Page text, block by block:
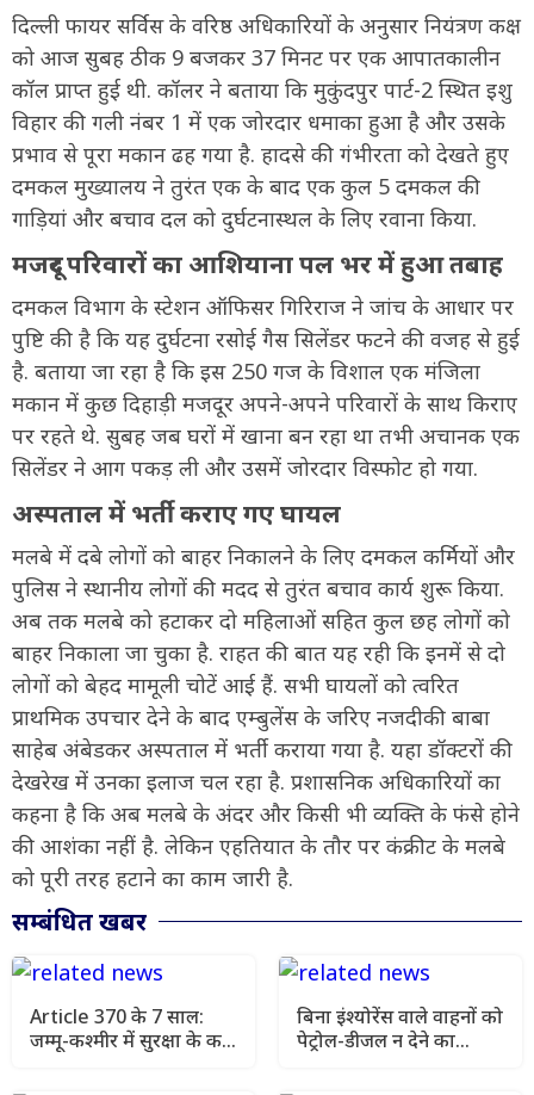
दिल्ली फायर सर्विस के वरिष्ठ अधिकारियों के अनुसार नियंत्रण कक्ष
को आज सुबह ठीक 9 बजकर 37 मिनट पर एक आपातकालीन
कॉल प्राप्त हुई थी. कॉलर ने बताया कि मुकुंदपुर पार्ट-2 स्थित इशु
विहार की गली नंबर 1 में एक जोरदार धमाका हुआ है और उसके
प्रभाव से पूरा मकान ढह गया है. हादसे की गंभीरता को देखते हुए
दमकल मुख्यालय ने तुरंत एक के बाद एक कुल 5 दमकल की
गाड़ियां और बचाव दल को दुर्घटनास्थल के लिए रवाना किया.
मजदूर परिवारों का आशियाना पल भर में हुआ तबाह
दमकल विभाग के स्टेशन ऑफिसर गिरिराज ने जांच के आधार पर
पुष्टि की है कि यह दुर्घटना रसोई गैस सिलेंडर फटने की वजह से हुई
है. बताया जा रहा है कि इस 250 गज के विशाल एक मंजिला
मकान में कुछ दिहाड़ी मजदूर अपने-अपने परिवारों के साथ किराए
पर रहते थे. सुबह जब घरों में खाना बन रहा था तभी अचानक एक
सिलेंडर ने आग पकड़ ली और उसमें जोरदार विस्फोट हो गया.
अस्पताल में भर्ती कराए गए घायल
मलबे में दबे लोगों को बाहर निकालने के लिए दमकल कर्मियों और
पुलिस ने स्थानीय लोगों की मदद से तुरंत बचाव कार्य शुरू किया.
अब तक मलबे को हटाकर दो महिलाओं सहित कुल छह लोगों को
बाहर निकाला जा चुका है. राहत की बात यह रही कि इनमें से दो
लोगों को बेहद मामूली चोटें आई हैं. सभी घायलों को त्वरित
प्राथमिक उपचार देने के बाद एम्बुलेंस के जरिए नजदीकी बाबा
साहेब अंबेडकर अस्पताल में भर्ती कराया गया है. यहा डॉक्टरों की
देखरेख में उनका इलाज चल रहा है. प्रशासनिक अधिकारियों का
कहना है कि अब मलबे के अंदर और किसी भी व्यक्ति के फंसे होने
की आशंका नहीं है. लेकिन एहतियात के तौर पर कंक्रीट के मलबे
को पूरी तरह हटाने का काम जारी है.
सम्बंधित खबर
Article 370 के 7 साल:
जम्मू-कश्मीर में सुरक्षा के कड़े
बिना इंश्योरेंस वाले वाहनों को
पेट्रोल-डीजल न देने का